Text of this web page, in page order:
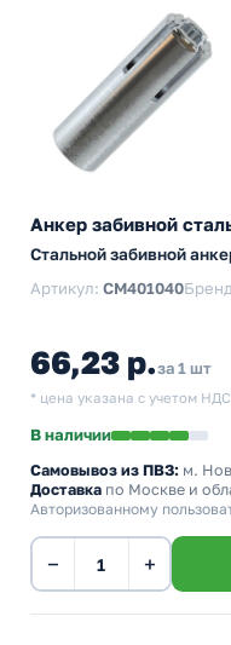
Анкер забивной
Стальной забивной
Артикул: CM401040
66,23 р.за 1 шт
* цена указана с учетом
В наличии
Самовывоз из ПВЗ: м.
Доставка по Москве и
Авторизованному
− +